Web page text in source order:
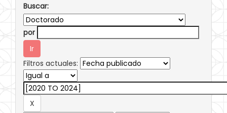
Buscar:
por
Filtros actuales: